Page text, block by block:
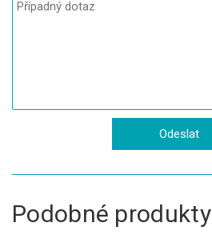
Podobné produkty